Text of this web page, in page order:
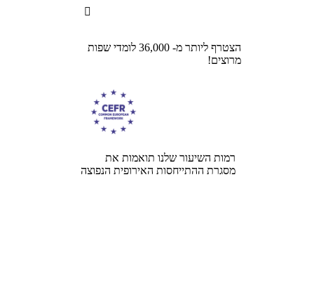

הצטרף ליותר מ- 36,000 לומדי שפות
מרוצים!
רמות השיעור שלנו תואמות את
מסגרת ההתייחסות האירופית הנפוצה